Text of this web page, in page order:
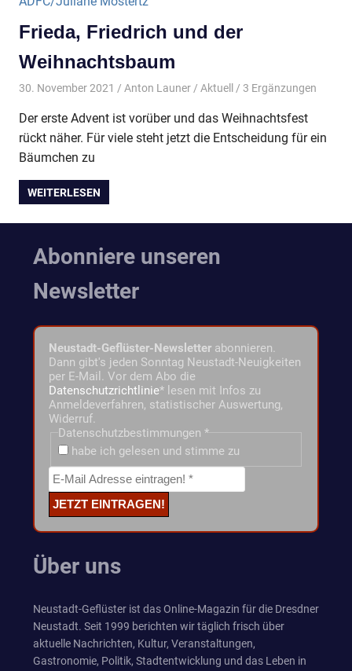
Frieda, Friedrich und der
Weihnachtsbaum
30. November 2021 Anton Launer Aktuell / 3 Ergänzungen
Der erste Advent ist vorüber und das Weihnachtsfest
rückt näher. Für viele steht jetzt die Entscheidung für ein
Bäumchen zu
WEITERLESEN
Abonniere unseren
Newsletter
Neustadt-Geflüster-Newsletter abonnieren.
Dann gibt's jeden Sonntag Neustadt-Neuigkeiten
per E-Mail. Vor dem Abo die
Datenschutzrichtlinie* lesen mit Infos zu
Anmeldeverfahren, statistischer Auswertung,
Widerruf.
Datenschutzbestimmungen *
habe ich gelesen und stimme zu
Über uns
Neustadt-Geflüster ist das Online-Magazin für die Dresdner
Neustadt. Seit 1999 berichten wir täglich frisch über
aktuelle Nachrichten, Kultur, Veranstaltungen,
Gastronomie, Politik, Stadtentwicklung und das Leben in